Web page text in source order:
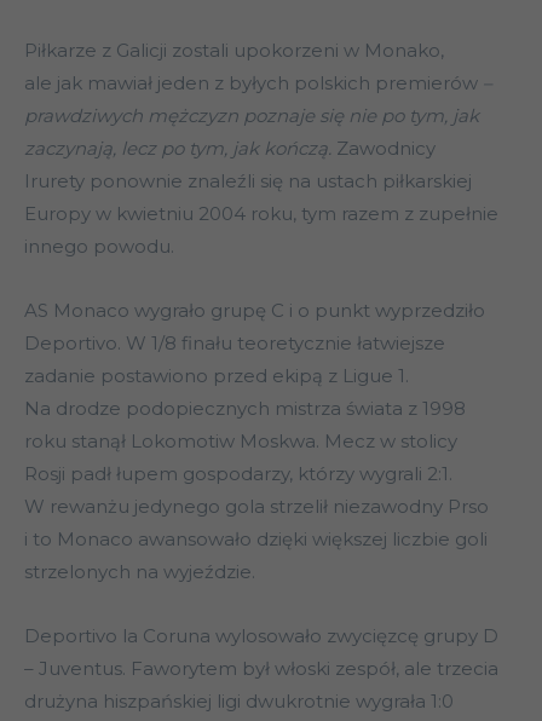
Piłkarze z Galicji zostali upokorzeni w Monako,
ale jak mawiał jeden z byłych polskich premierów
prawdziwych mężczyzn poznaje się nie po tym, jak
zaczynają, lecz po tym, jak kończą. Zawodnicy
Irurety ponownie znaleźli się na ustach piłkarskiej
Europy w kwietniu 2004 roku, tym razem z zupełnie
innego powodu.
AS Monaco wygrało grupę C i o punkt wyprzedziło
Deportivo. W 1/8 finału teoretycznie łatwiejsze
zadanie postawiono przed ekipą z Ligue 1.
Na drodze podopiecznych mistrza świata z 1998
roku stanął Lokomotiw Moskwa. Mecz w stolicy
Rosji padł łupem gospodarzy, którzy wygrali 2:1.
W rewanżu jedynego gola strzelił niezawodny Prso
i to Monaco awansowało dzięki większej liczbie goli
strzelonych na wyjeździe.
Deportivo la Coruna wylosowało zwycięzcę grupy D
– Juventus. Faworytem był włoski zespół, ale trzecia
drużyna hiszpańskiej ligi dwukrotnie wygrała 1:0